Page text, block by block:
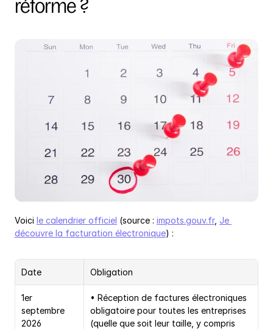
réforme ?
Voici le calendrier officiel (source : impots.gouv.fr, Je
découvre la facturation électronique) :
Date Obligation
1er
septembre
2026
• Réception de factures électroniques
obligatoire pour toutes les entreprises
(quelle que soit leur taille, y compris